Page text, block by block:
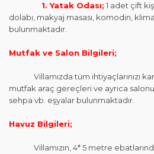
1. Yatak Odası; 1 adet çift
dolabı, makyaj masası, komodin,
bulunmaktadır.
Mutfak ve Salon Bilgileri;
Villamızda tüm ihtiyaçlarınızı
mutfak araç gereçleri ve ayrıca
sehpa vb. eşyalar bulunmaktadır.
Havuz Bilgileri;
Villamızın, 4* 5 metre